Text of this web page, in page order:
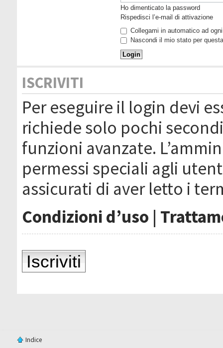
Ho dimenticato la password
Rispedisci l’e-mail di attivazione
Collegami in automatico ad
Nascondi il mio stato per
ISCRIVITI
Per eseguire il login devi
richiede solo pochi
funzioni avanzate.
permessi speciali agli
assicurati di aver letto i
Condizioni d’uso |
Iscriviti
Indice